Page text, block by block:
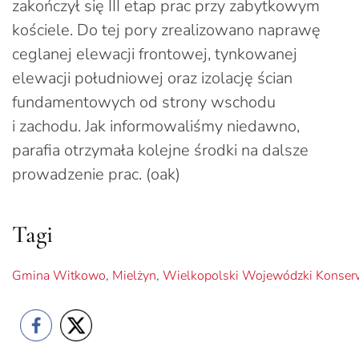
zakończył się III etap prac przy zabytkowym
kościele. Do tej pory zrealizowano naprawę
ceglanej elewacji frontowej, tynkowanej
elewacji południowej oraz izolację ścian
fundamentowych od strony wschodu
i zachodu. Jak informowaliśmy niedawno,
parafia otrzymała kolejne środki na dalsze
prowadzenie prac. (oak)
Tagi
Gmina Witkowo, Mielżyn, Wielkopolski Wojewódzki